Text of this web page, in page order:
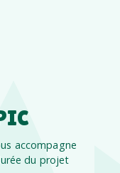
accompagne
du projet